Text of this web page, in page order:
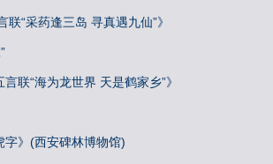
“采药逢三岛 寻真遇九仙”》
联“海为龙世界 天是鹤家乡”》
字》(西安碑林博物馆)